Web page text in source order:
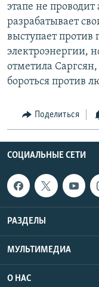
этапе не
разрабатывает
выступает против
электроэнергии,
отметила
бороться против
Поделиться
СОЦИАЛЬНЫЕ СЕТИ
РАЗДЕЛЫ
МУЛЬТИМЕДИА
О НАС